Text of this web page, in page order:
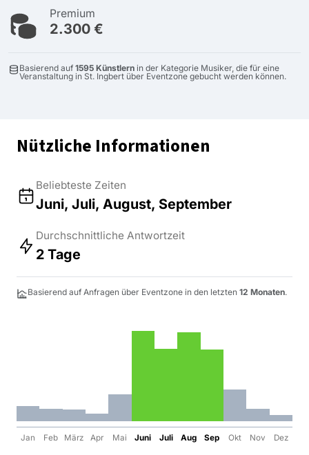
Premium
2.300 €
Basierend auf 1595 Künstlern in der Kategorie Musiker, die für eine
Veranstaltung in St. Ingbert über Eventzone gebucht werden können.
Nützliche Informationen
Beliebteste Zeiten
Juni, Juli, August, September
Durchschnittliche Antwortzeit
2 Tage
Basierend auf Anfragen über Eventzone in den letzten 12 Monaten.
Jan Feb März Apr Mai Juni Juli Aug Sep Okt Nov Dez